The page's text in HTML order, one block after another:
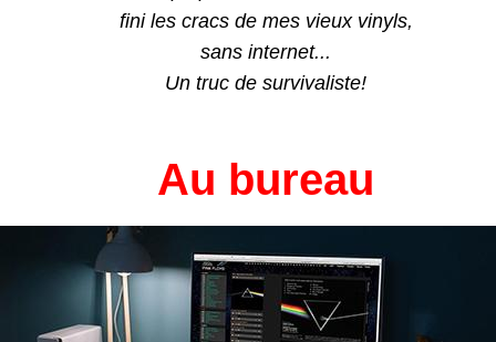
Au bureau
fini les cracs de mes vieux vinyls,
sans internet...
Un truc de survivaliste!